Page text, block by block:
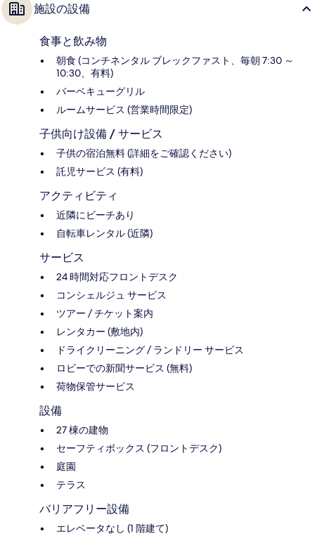
施設の設備
食事と飲み物
朝食 (コンチネンタル ブレックファスト、毎朝 7:30 ～
10:30、有料)
バーベキューグリル
ルームサービス (営業時間限定)
子供向け設備 / サービス
子供の宿泊無料 (詳細をご確認ください)
託児サービス (有料)
アクティビティ
近隣にビーチあり
自転車レンタル (近隣)
サービス
24 時間対応フロントデスク
コンシェルジュ サービス
ツアー / チケット案内
レンタカー (敷地内)
ドライクリーニング / ランドリー サービス
ロビーでの新聞サービス (無料)
荷物保管サービス
設備
27 棟の建物
セーフティボックス (フロントデスク)
庭園
テラス
バリアフリー設備
エレベータなし (1 階建て)